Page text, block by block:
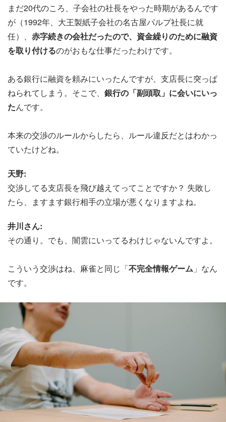
まだ20代のころ、子会社の社長をやった時期があるんです
が（1992年、大王製紙子会社の名古屋パルプ社長に就
任）、 赤字続きの会社だったので、資金繰りのために融資
を取り付けるのがおもな仕事だったわけです。
ある銀行に融資を頼みにいったんですが、支店長に突っぱ
ねられてしまう。そこで、 銀行の「副頭取」に会いにいっ
たんです。
本来の交渉のルールからしたら、ルール違反だとはわかっ
ていたけどね。
天野:
交渉してる支店長を飛び越えてってことですか？ 失敗し
たら、ますます銀行相手の立場が悪くなりますよね。
井川さん:
その通り。でも、闇雲にいってるわけじゃないんですよ。
こういう交渉はね、麻雀と同じ「不完全情報ゲーム 」なん
です。